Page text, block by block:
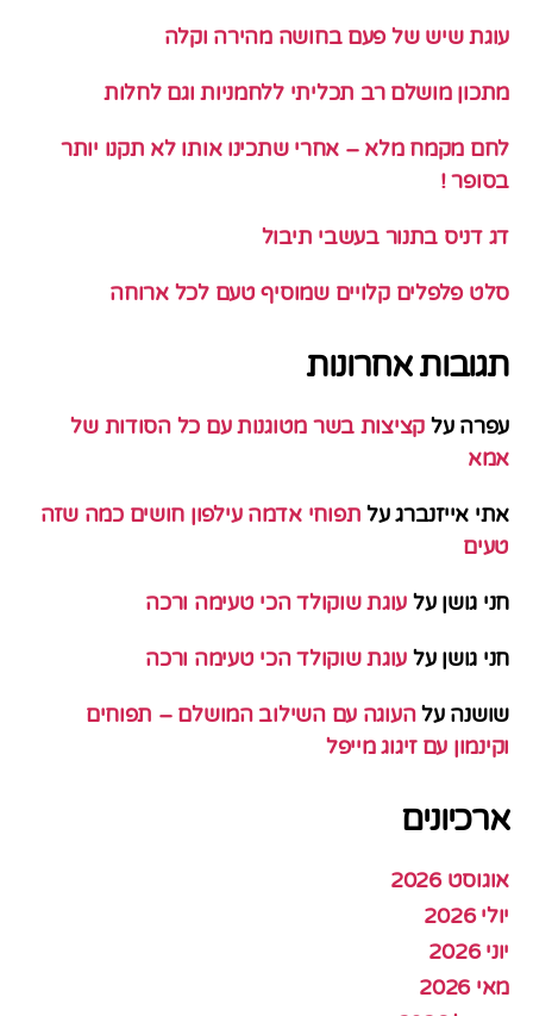
עוגת שיש של פעם בחושה מהירה וקלה
מתכון מושלם רב תכליתי ללחמניות וגם לחלות
לחם מקמח מלא – אחרי שתכינו אותו לא תקנו יותר
בסופר !
דג דניס בתנור בעשבי תיבול
סלט פלפלים קלויים שמוסיף טעם לכל ארוחה
תגובות אחרונות
עפרה על קציצות בשר מטוגנות עם כל הסודות של
אמא
אתי אייזנברגעל תפוחי אדמה עילפון חושים כמה שזה
טעים
חני גושן על עוגת שוקולד הכי טעימה ורכה
חני גושן על עוגת שוקולד הכי טעימה ורכה
שושנה עלהעוגה עם השילוב המושלם – תפוחים
וקינמון עם זיגוג מייפל
ארכיונים
אוגוסט 2026
יולי 2026
יוני 2026
מאי 2026